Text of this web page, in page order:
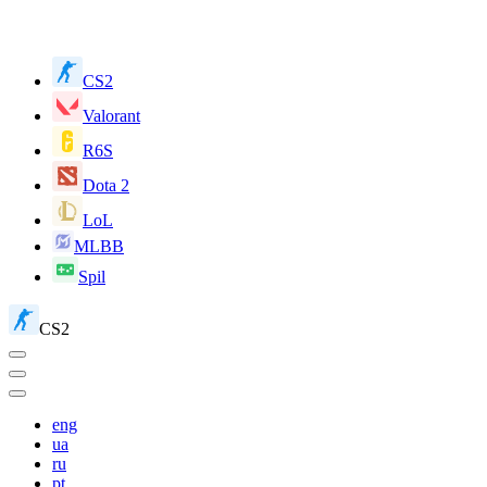
CS2
Valorant
R6S
Dota 2
LoL
MLBB
Spil
CS2
eng
ua
ru
pt